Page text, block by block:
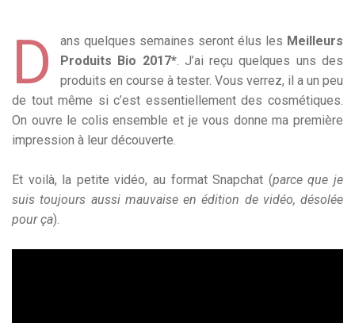
D ans quelques semaines seront élus les Meilleurs
Produits Bio 2017*. J’ai reçu quelques uns des
produits en course à tester. Vous verrez, il a un peu
de tout même si c’est essentiellement des cosmétiques.
On ouvre le colis ensemble et je vous donne ma première
impression à leur découverte.
Et voilà, la petite vidéo, au format Snapchat (parce que je
suis toujours aussi mauvaise en édition de vidéo, désolée
pour ça).